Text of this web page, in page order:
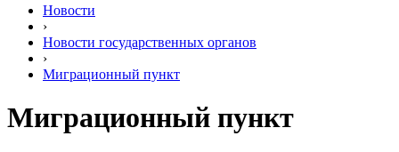
Новости
›
Новости государственных органов
›
Миграционный пункт
Миграционный пункт